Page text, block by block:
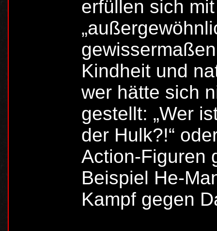
erfüllen sich
Kindheit und
wer hätte sich
gestellt: „Wer
der Hulk?!“
Action-Figuren
Beispiel He-
Kampf gegen